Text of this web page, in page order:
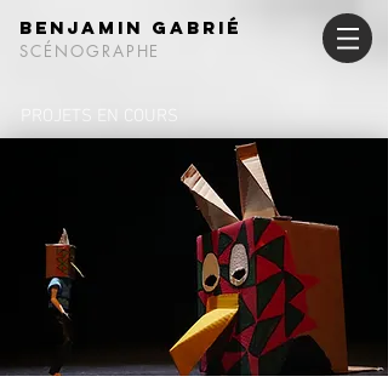
Benjamin Gabrié
SCÉNOGRAPHE
PROJETS EN COURS